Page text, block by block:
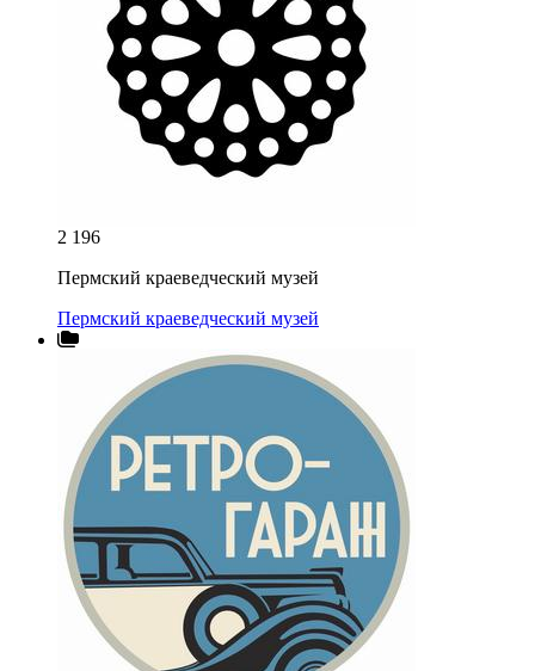
2 196
Пермский краеведческий музей
Пермский краеведческий музей